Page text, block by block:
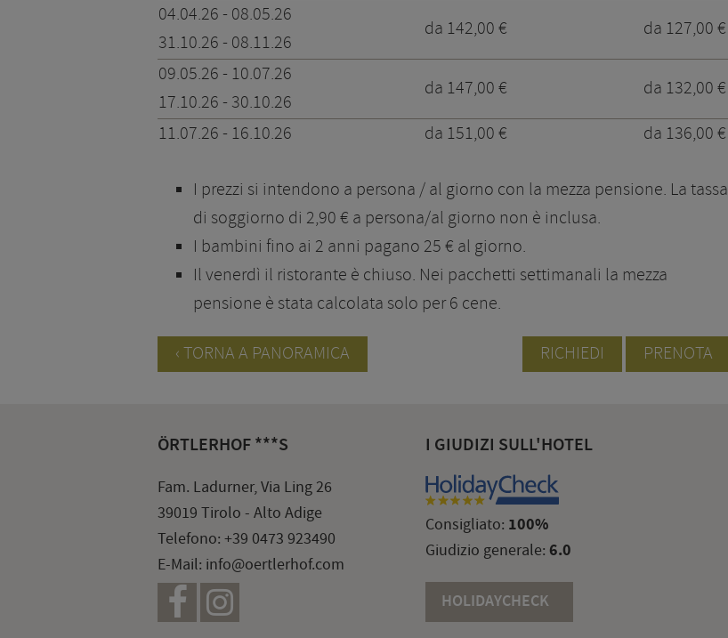
04.04.26 - 08.05.26
31.10.26 - 08.11.26
da 142,00 €
da 127,00 €
09.05.26 - 10.07.26
17.10.26 - 30.10.26
da 147,00 €
da 132,00 €
11.07.26 - 16.10.26
da 151,00 € da 136,00 €
I prezzi si intendono a persona / al giorno con la mezza pensione. La tassa
di soggiorno di 2,90 € a persona/al giorno non è inclusa.
I bambini fino ai 2 anni pagano 25 € al giorno.
Il venerdì il ristorante è chiuso. Nei pacchetti settimanali la mezza
pensione è stata calcolata solo per 6 cene.
RICHIEDI PRENOTA
TORNA A PANORAMICA
ÖRTLERHOF ***S
Fam. Ladurner, Via Ling 26
39019 Tirolo - Alto Adige
Telefono: +39 0473 923490
E-Mail: info@oertlerhof.com
I GIUDIZI SULL'HOTEL
Consigliato: 100%
Giudizio generale: 6.0
HOLIDAYCHECK